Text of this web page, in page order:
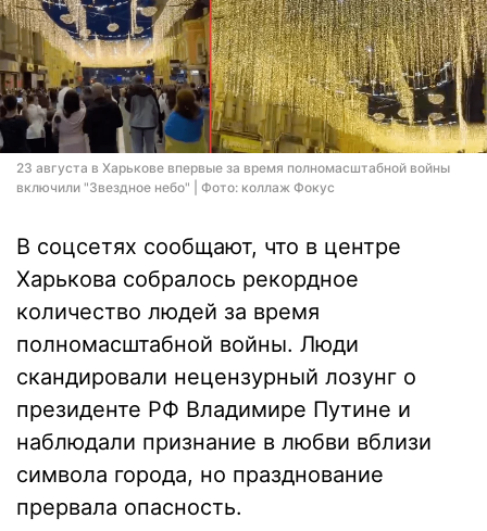
23 августа в Харькове впервые за время полномасштабной войны
включили "Звездное небо" | Фото: коллаж Фокус
В соцсетях сообщают, что в центре
Харькова собралось рекордное
количество людей за время
полномасштабной войны. Люди
скандировали нецензурный лозунг о
президенте РФ Владимире Путине и
наблюдали признание в любви вблизи
символа города, но празднование
прервала опасность.